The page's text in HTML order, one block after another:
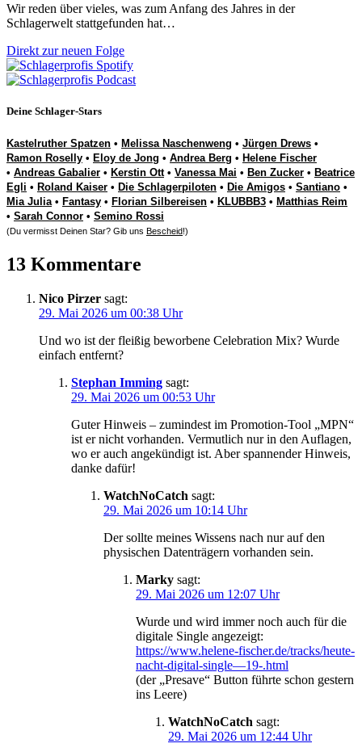
Wir reden über vieles, was zum Anfang des Jahres in der
Schlagerwelt stattgefunden hat…
Direkt zur neuen Folge
Deine Schlager-Stars
Kastelruther Spatzen • Melissa Naschenweng • Jürgen Drews •
Ramon Roselly • Eloy de Jong • Andrea Berg • Helene Fischer
• Andreas Gabalier • Kerstin Ott• Vanessa Mai • Ben Zucker • Beatrice
Egli • Roland Kaiser • Die Schlagerpiloten • Die Amigos • Santiano •
Mia Julia• Fantasy • Florian Silbereisen • KLUBBB3 • Matthias Reim
• Sarah Connor • Semino Rossi
(Du vermisst Deinen Star? Gib uns Bescheid!)
13 Kommentare
Nico Pirzer sagt:
29. Mai 2026 um 00:38 Uhr
Und wo ist der fleißig beworbene Celebration Mix? Wurde
einfach entfernt?
Stephan Imming sagt:
29. Mai 2026 um 00:53 Uhr
Guter Hinweis – zumindest im Promotion-Tool „MPN“
ist er nicht vorhanden. Vermutlich nur in den Auflagen,
wo er auch angekündigt ist. Aber spannender Hinweis,
danke dafür!
WatchNoCatch sagt:
29. Mai 2026 um 10:14 Uhr
Der sollte meines Wissens nach nur auf den
physischen Datenträgern vorhanden sein.
Marky sagt:
29. Mai 2026 um 12:07 Uhr
Wurde und wird immer noch auch für die
digitale Single angezeigt:
https://www.helene-fischer.de/tracks/heute-
nacht-digital-single—19-.html
(der „Presave“ Button führte schon gestern
ins Leere)
WatchNoCatch sagt:
29. Mai 2026 um 12:44 Uhr